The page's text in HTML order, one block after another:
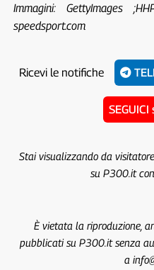
Immagini: GettyImages
speedsport.com
Ricevi le notifiche
SEGUICI
Stai visualizzando da visitatore.
su P300.it
È vietata la riproduzione,
pubblicati su P300.it senza
a